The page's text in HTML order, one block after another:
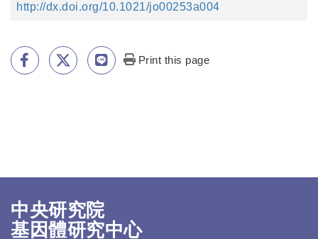
http://dx.doi.org/10.1021/jo00253a004
Print this page
中央研究院
基因體研究中心